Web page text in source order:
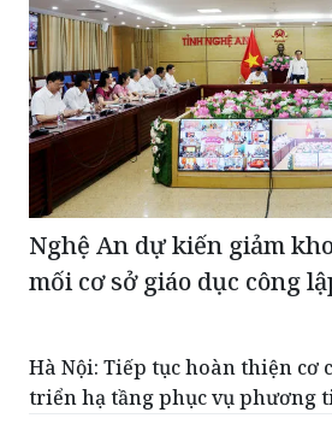
Nghệ An dự kiến giảm
mối cơ sở giáo dục công
Hà Nội: Tiếp tục hoàn thiện cơ
triển hạ tầng phục vụ phương